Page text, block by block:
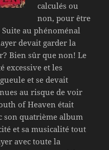
calculés ou
non, pour être
au phénoménal
devait garder la
Bien sûr que non! Le
excessive et les
et se devait
au risque de voir
of Heaven était
son quatrième album
et sa musicalité tout
avec toute la